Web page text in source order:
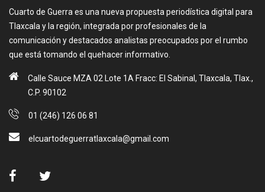
Cuarto de Guerra es una nueva propuesta periodística digital para
Tlaxcala y la región, integrada por profesionales de la
comunicación y destacados analistas preocupados por el rumbo
que está tomando el quehacer informativo.
Calle Sauce MZA 02 Lote 1A Fracc: El Sabinal, Tlaxcala, Tlax.,
C.P. 90102
01 (246) 126 06 81
elcuartodeguerratlaxcala@gmail.com